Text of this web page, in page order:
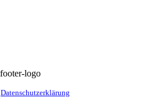
Datenschutzerklärung